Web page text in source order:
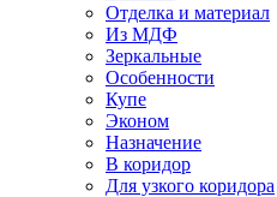
Отделка и материал
Из МДФ
Зеркальные
Особенности
Купе
Эконом
Назначение
В коридор
Для узкого коридора